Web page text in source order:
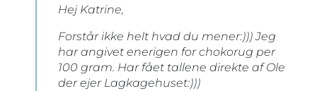
Hej Katrine,
Forstår ikke helt hvad du mener:))) Jeg
har angivet enerigen for chokorug per
100 gram. Har fået tallene direkte af Ole
der ejer Lagkagehuset:)))